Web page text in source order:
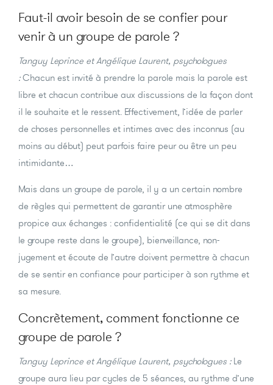
Faut-il avoir besoin de se confier pour
venir à un groupe de parole ?
Tanguy Leprince et Angélique Laurent, psychologues
:Chacun est invité à prendre la parole mais la parole est
libre et chacun contribue aux discussions de la façon dont
il le souhaite et le ressent. Effectivement, l’idée de parler
de choses personnelles et intimes avec des inconnus (au
moins au début) peut parfois faire peur ou être un peu
intimidante…
Mais dans un groupe de parole, il y a un certain nombre
de règles qui permettent de garantir une atmosphère
propice aux échanges : confidentialité (ce qui se dit dans
le groupe reste dans le groupe), bienveillance, non-
jugement et écoute de l’autre doivent permettre à chacun
de se sentir en confiance pour participer à son rythme et
sa mesure.
Concrètement, comment fonctionne ce
groupe de parole ?
Tanguy Leprince et Angélique Laurent, psychologues : Le
groupe aura lieu par cycles de 5 séances, au rythme d’une